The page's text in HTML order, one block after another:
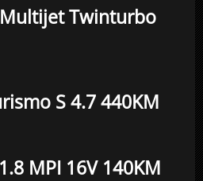
Twinturbo
S 4.7 440KM
MPI 16V 140KM